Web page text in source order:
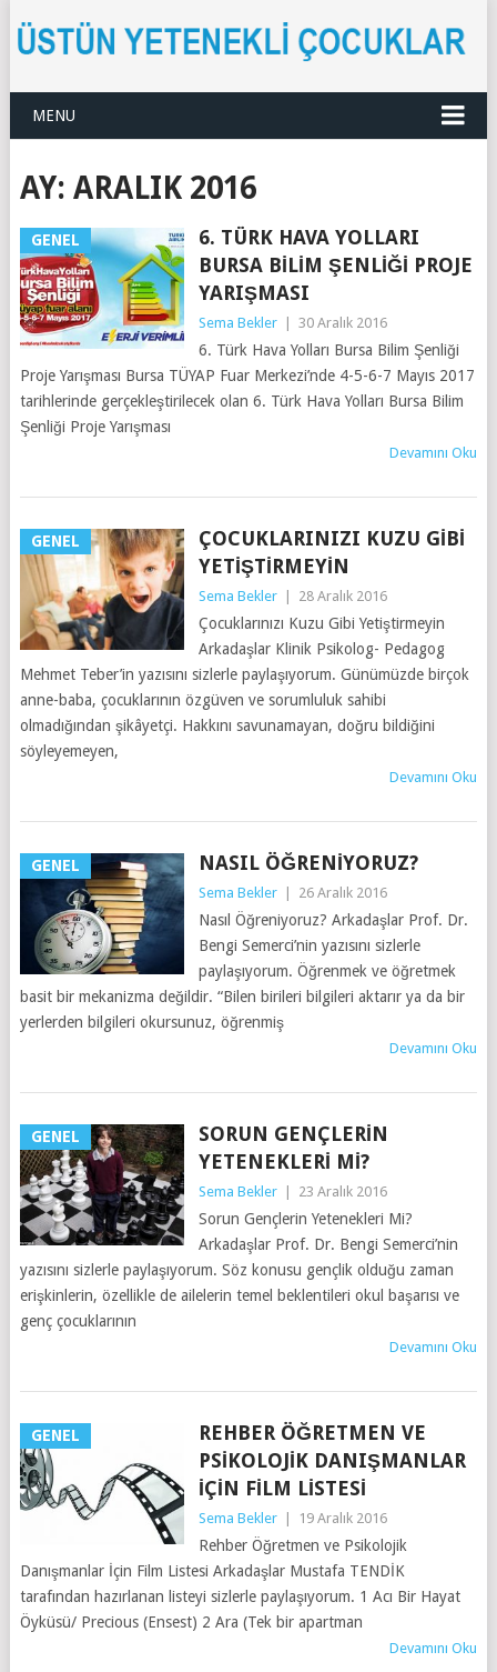
MENU
AY: ARALIK 2016
GENEL
6. TÜRK HAVA YOLLARI
BURSA BILIM ŞENLIĞI PROJE
YARIŞMASI
Sema Bekler 30 Aralık 2016
6. Türk Hava Yolları Bursa Bilim Şenliği
Proje Yarışması Bursa TÜYAP Fuar Merkezi’nde 4-5-6-7 Mayıs 2017
tarihlerinde gerçekleştirilecek olan 6. Türk Hava Yolları Bursa Bilim
Şenliği Proje Yarışması
Devamını Oku
GENEL
ÇOCUKLARINIZI KUZU GIBI
YETIŞTIRMEYIN
Sema Bekler 28 Aralık 2016
Çocuklarınızı Kuzu Gibi Yetiştirmeyin
Arkadaşlar Klinik Psikolog- Pedagog
Mehmet Teber’in yazısını sizlerle paylaşıyorum. Günümüzde birçok
anne-baba, çocuklarının özgüven ve sorumluluk sahibi
olmadığından şikâyetçi. Hakkını savunamayan, doğru bildiğini
söyleyemeyen,
Devamını Oku
GENEL NASIL ÖĞRENIYORUZ?
Sema Bekler 26 Aralık 2016
Nasıl Öğreniyoruz? Arkadaşlar Prof. Dr.
Bengi Semerci’nin yazısını sizlerle
paylaşıyorum. Öğrenmek ve öğretmek
basit bir mekanizma değildir. “Bilen birileri bilgileri aktarır ya da bir
yerlerden bilgileri okursunuz, öğrenmiş
Devamını Oku
GENEL
SORUN GENÇLERIN
YETENEKLERI MI?
Sema Bekler 23 Aralık 2016
Sorun Gençlerin Yetenekleri Mi?
Arkadaşlar Prof. Dr. Bengi Semerci’nin
yazısını sizlerle paylaşıyorum. Söz konusu gençlik olduğu zaman
erişkinlerin, özellikle de ailelerin temel beklentileri okul başarısı ve
genç çocuklarının
Devamını Oku
GENEL
REHBER ÖĞRETMEN VE
PSIKOLOJIK DANIŞMANLAR
İÇIN FILM LISTESI
Sema Bekler 19 Aralık 2016
Rehber Öğretmen ve Psikolojik
Danışmanlar İçin Film Listesi Arkadaşlar Mustafa TENDİK
tarafından hazırlanan listeyi sizlerle paylaşıyorum. 1 Acı Bir Hayat
Öyküsü/ Precious (Ensest) 2 Ara (Tek bir apartman
Devamını Oku